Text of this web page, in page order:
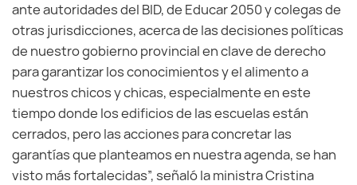
ante autoridades del BID, de Educar 2050 y colegas de
otras jurisdicciones, acerca de las decisiones políticas
de nuestro gobierno provincial en clave de derecho
para garantizar los conocimientos y el alimento a
nuestros chicos y chicas, especialmente en este
tiempo donde los edificios de las escuelas están
cerrados, pero las acciones para concretar las
garantías que planteamos en nuestra agenda, se han
visto más fortalecidas”, señaló la ministra Cristina